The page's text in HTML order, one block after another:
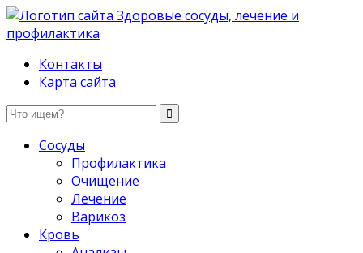
Здоровые сосуды, лечение и профилактика
Контакты
Карта сайта
Сосуды
Профилактика
Очищение
Лечение
Варикоз
Кровь